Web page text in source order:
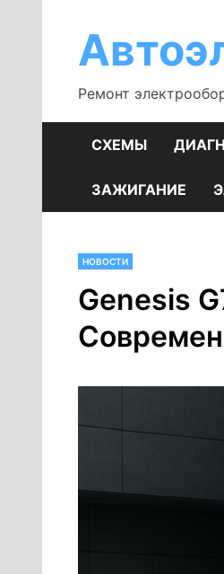
содержимому
Ремонт
СХЕМЫ
ЗАЖИГАНИЕ
НОВОСТИ
Genesis